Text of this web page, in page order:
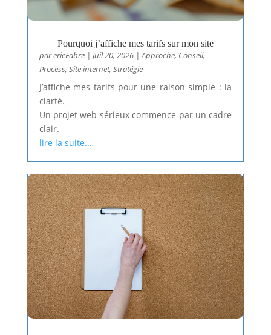
Pourquoi j’affiche mes tarifs sur mon site
parericFabre| Juil 20, 2026|Approche, Conseil,
Process, Site internet, Stratégie
J’affiche mes tarifs pour une raison simple : la
clarté.
Un projet web sérieux commence par un cadre
clair.
lire la suite...